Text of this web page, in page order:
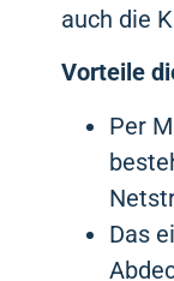
auch die
Vorteile
Per
Das